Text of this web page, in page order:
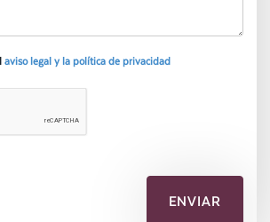
aviso legal y la política de privacidad